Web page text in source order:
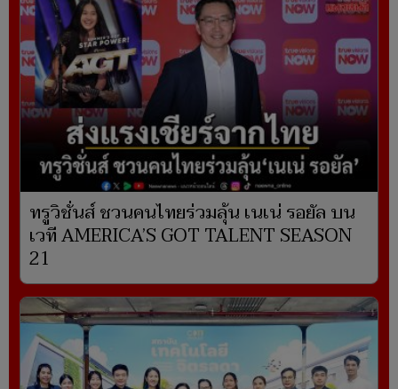
ทรูวิชั่นส์ ชวนคนไทยร่วมลุ้น เนเน่ รอยัล บน
เวที AMERICA’S GOT TALENT SEASON
21